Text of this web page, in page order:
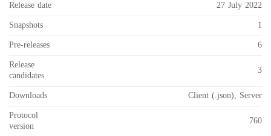
Release date 27 July 2022
Snapshots 1
Pre-releases 6
Release
candidates
3
Downloads Client (.json), Server
Protocol
version
760